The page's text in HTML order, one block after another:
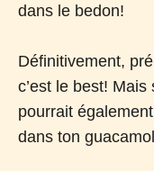
dans le bedon!
Définitivement,
c’est le best!
pourrait
dans ton